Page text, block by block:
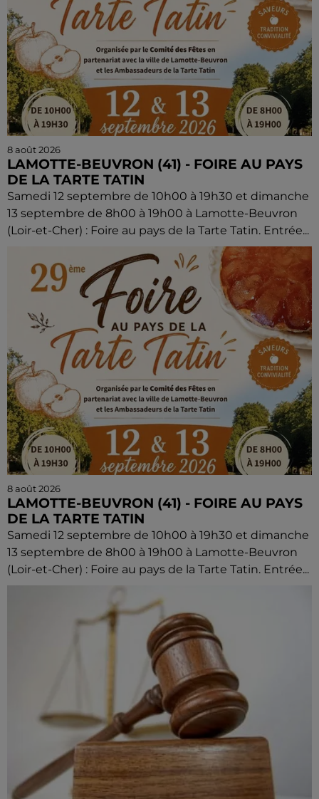
8 août 2026
LAMOTTE-BEUVRON (41) - FOIRE AU PAYS
DE LA TARTE TATIN
Samedi 12 septembre de 10h00 à 19h30 et dimanche
13 septembre de 8h00 à 19h00 à Lamotte-Beuvron
(Loir-et-Cher) : Foire au pays de la Tarte Tatin. Entrée...
8 août 2026
LAMOTTE-BEUVRON (41) - FOIRE AU PAYS
DE LA TARTE TATIN
Samedi 12 septembre de 10h00 à 19h30 et dimanche
13 septembre de 8h00 à 19h00 à Lamotte-Beuvron
(Loir-et-Cher) : Foire au pays de la Tarte Tatin. Entrée...